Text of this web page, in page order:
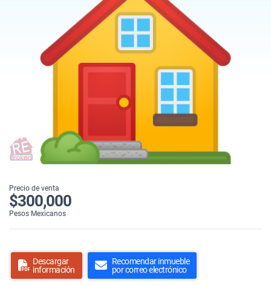
Precio de venta
$300,000
Pesos Mexicanos
Descargar
información
Recomendar inmueble
por correo electrónico